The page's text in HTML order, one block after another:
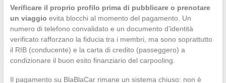
Verificare il proprio profilo prima di pubblicare o prenotare
un viaggio evita blocchi al momento del pagamento. Un
numero di telefono convalidato e un documento d’identità
verificato rafforzano la fiducia tra i membri, ma sono soprattutto
il RIB (conducente) e la carta di credito (passeggero) a
condizionare il buon esito finanziario del carpooling.
Il pagamento su BlaBlaCar rimane un sistema chiuso: non è